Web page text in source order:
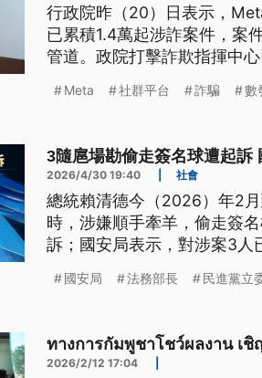
行政院昨（20）日表示，
已累積1.4萬起涉詐案件，案
管道。政院打擊詐欺指揮中
Meta 社群平台 詐騙 數
3隨扈場勘偷走簽名球遭起訴
2026/4/30 19:40 社會
總統賴清德今（2026）年2
時，涉嫌順手牽羊，偷走簽
訴；國安局表示，對涉案3人
國安局 法務部長 民進黨立
ทางการกัมพูชาโชว์ผลงาน เ
2026/2/12 17:04